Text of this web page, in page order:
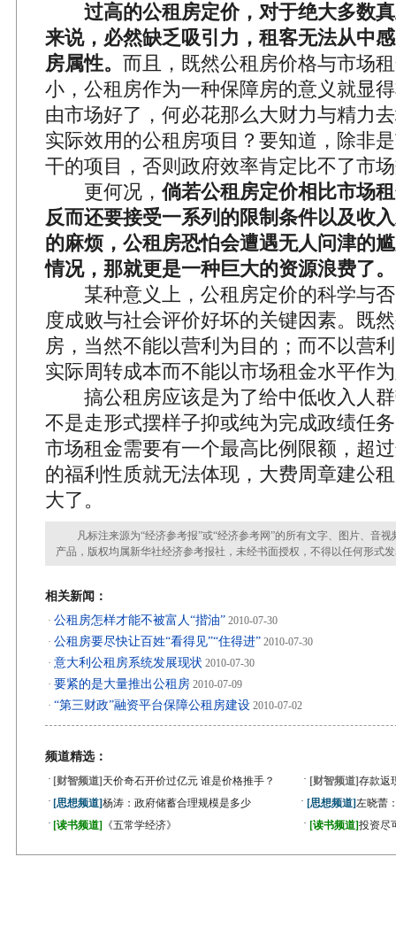
过高的公租房定价，对于绝大多数
来说，必然缺乏吸引力，租客无法从中
房属性。 而且，既然公租房价格与市场
小，公租房作为一种保障房的意义就显
由市场好了，何必花那么大财力与精力
实际效用的公租房项目？要知道，除非
干的项目，否则政府效率肯定比不了市
更何况， 倘若公租房定价相比市场
反而还要接受一系列的限制条件以及收
的麻烦，公租房恐怕会遭遇无人问津的
情况，那就更是一种巨大的资源浪费了。
某种意义上，公租房定价的科学与否
度成败与社会评价好坏的关键因素。既
房，当然不能以营利为目的；而不以营
实际周转成本而不能以市场租金水平作
搞公租房应该是为了给中低收入人群
不是走形式摆样子抑或纯为完成政绩任
市场租金需要有一个最高比例限额，超
的福利性质就无法体现，大费周章建公
大了。
凡标注来源为“经济参考报”或“经济参考网”的所有文字、图片、音视
产品，版权均属新华社经济参考报社，未经书面授权，不得以任何形式
相关新闻：
· 公租房怎样才能不被富人“揩油” 2010-07-30
· 公租房要尽快让百姓“看得见”“住得进” 2010-07-30
· 意大利公租房系统发展现状 2010-07-30
· 要紧的是大量推出公租房 2010-07-09
· “第三财政”融资平台保障公租房建设 2010-07-02
频道精选：
· [财智频道] 天价奇石开价过亿元 谁是价格推手？ · [财智频道]存款返
· [思想频道]杨涛：政府储蓄合理规模是多少 · [思想频道]左晓蕾
· [读书频道] 《五常学经济》 · [读书频道]投资尽